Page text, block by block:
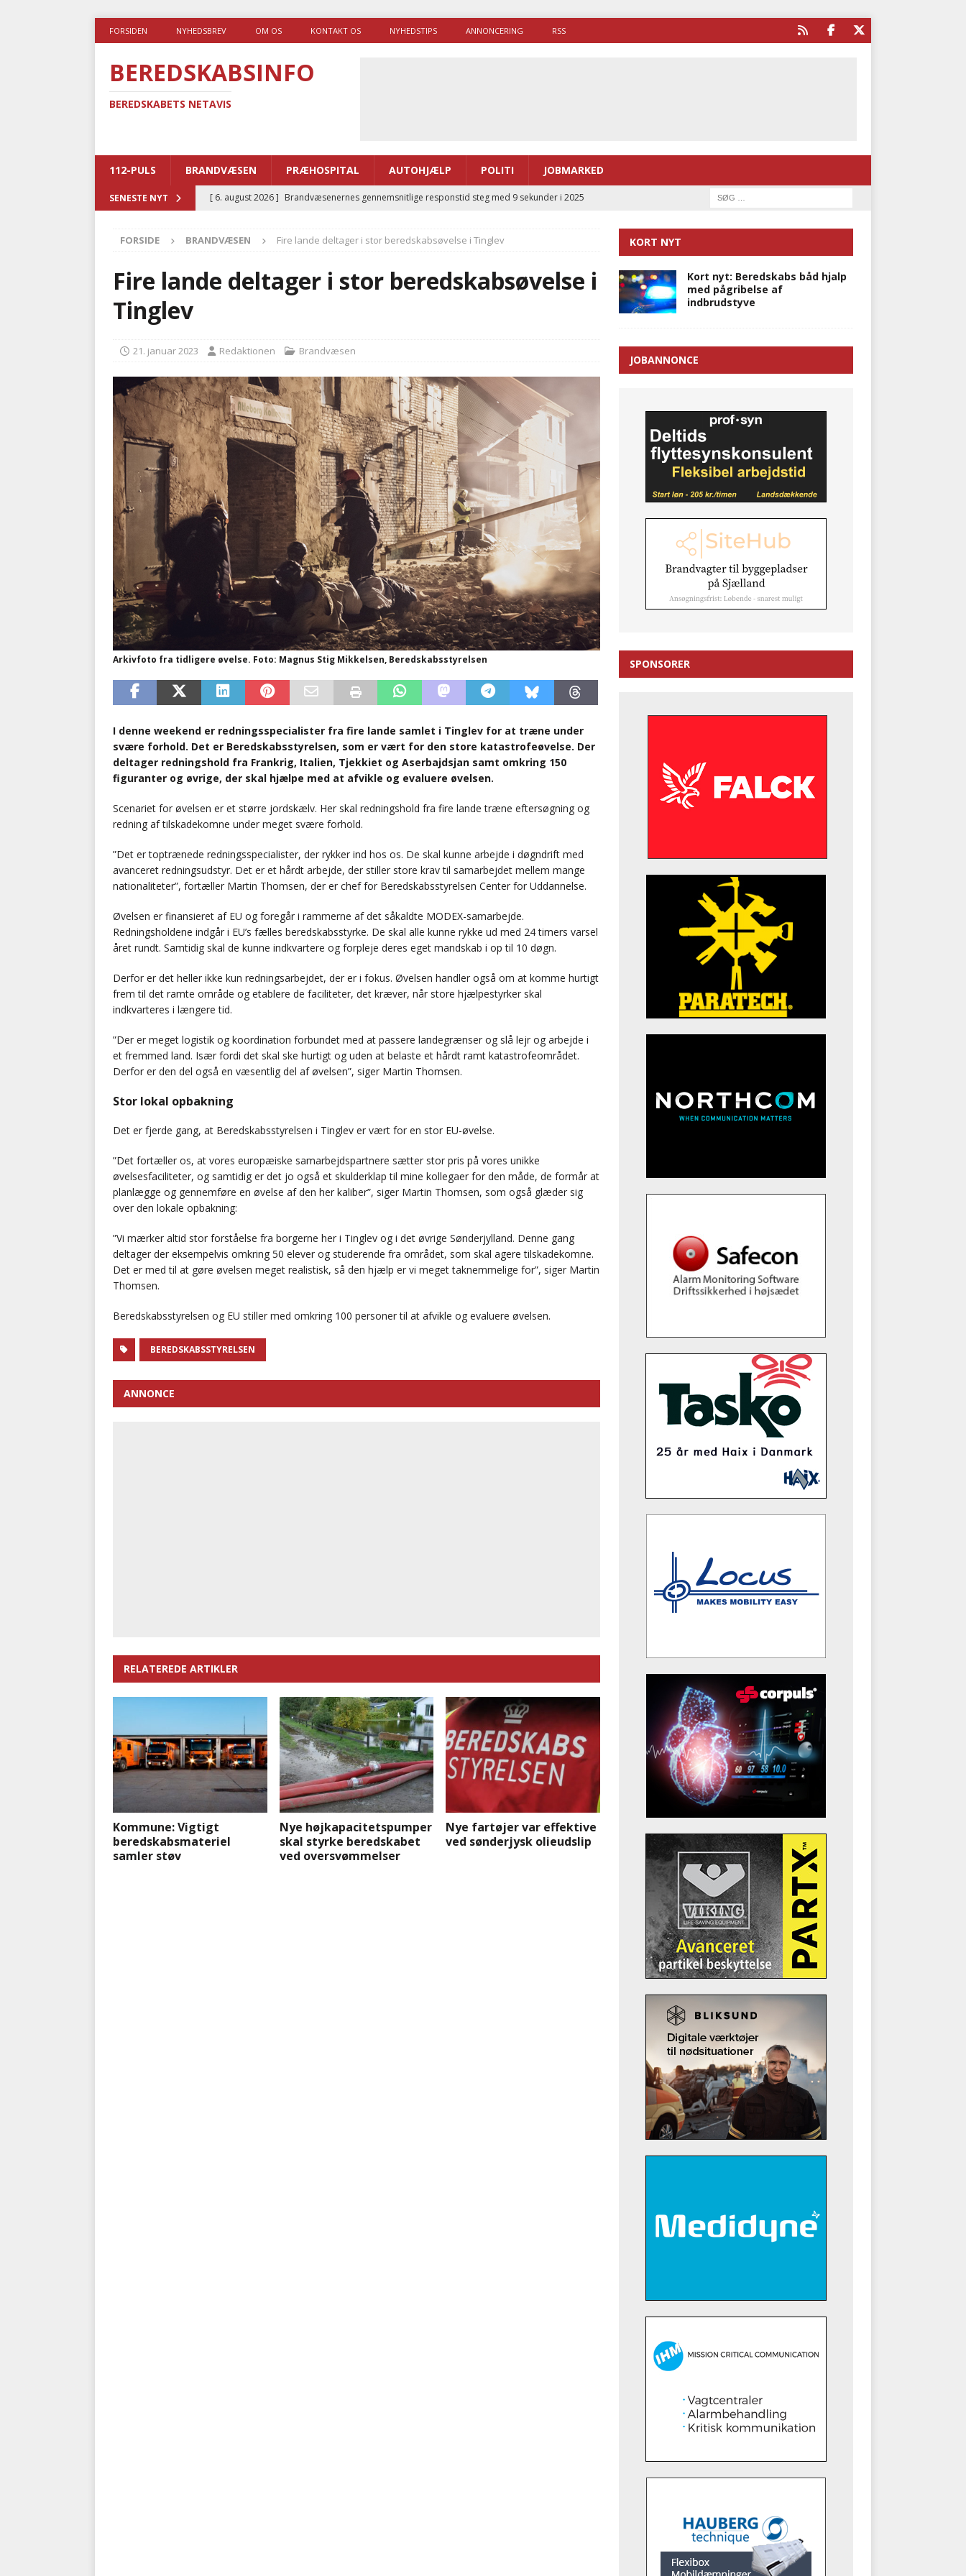
FORSIDEN NYHEDSBREV OM OS KONTAKT OS NYHEDSTIPS ANNONCERING RSS
BEREDSKABSINFO
BEREDSKABETS NETAVIS
112-PULS BRANDVÆSEN PRÆHOSPITAL AUTOHJÆLP POLITI JOBMARKED
SENESTE NYT [ 6. august 2026 ] Brandvæsenernes gennemsnitlige responstid steg med 9 sekunder i 2025
[ 5. august 2026 ]
Advarer: Udløb af sygetransporttilladelser kan sende 400.000 kørsler over
i det offentlige
PRÆHOSPITAL
Ny ambulance og el-sygetransportvogn til Samsø
BRANDVÆSEN
nødsporet
AUTOHJÆLP
FORSIDE BRANDVÆSEN Fire lande deltager i stor beredskabsøvelse i Tinglev
Fire lande deltager i stor beredskabsøvelse i
Tinglev
21. januar 2023 Redaktionen Brandvæsen
Arkivfoto fra tidligere øvelse. Foto: Magnus Stig Mikkelsen, Beredskabsstyrelsen
I denne weekend er redningsspecialister fra fire lande samlet i Tinglev for at træne under
svære forhold. Det er Beredskabsstyrelsen, som er vært for den store katastrofeøvelse. Der
deltager redningshold fra Frankrig, Italien, Tjekkiet og Aserbajdsjan samt omkring 150
figuranter og øvrige, der skal hjælpe med at afvikle og evaluere øvelsen.
Scenariet for øvelsen er et større jordskælv. Her skal redningshold fra fire lande træne eftersøgning og
redning af tilskadekomne under meget svære forhold.
”Det er toptrænede redningsspecialister, der rykker ind hos os. De skal kunne arbejde i døgndrift med
avanceret redningsudstyr. Det er et hårdt arbejde, der stiller store krav til samarbejdet mellem mange
nationaliteter”, fortæller Martin Thomsen, der er chef for Beredskabsstyrelsen Center for Uddannelse.
Øvelsen er finansieret af EU og foregår i rammerne af det såkaldte MODEX-samarbejde.
Redningsholdene indgår i EU’s fælles beredskabsstyrke. De skal alle kunne rykke ud med 24 timers varsel
året rundt. Samtidig skal de kunne indkvartere og forpleje deres eget mandskab i op til 10 døgn.
Derfor er det heller ikke kun redningsarbejdet, der er i fokus. Øvelsen handler også om at komme hurtigt
frem til det ramte område og etablere de faciliteter, det kræver, når store hjælpestyrker skal
indkvarteres i længere tid.
”Der er meget logistik og koordination forbundet med at passere landegrænser og slå lejr og arbejde i
et fremmed land. Især fordi det skal ske hurtigt og uden at belaste et hårdt ramt katastrofeområdet.
Derfor er den del også en væsentlig del af øvelsen”, siger Martin Thomsen.
Stor lokal opbakning
Det er fjerde gang, at Beredskabsstyrelsen i Tinglev er vært for en stor EU-øvelse.
”Det fortæller os, at vores europæiske samarbejdspartnere sætter stor pris på vores unikke
øvelsesfaciliteter, og samtidig er det jo også et skulderklap til mine kollegaer for den måde, de formår at
planlægge og gennemføre en øvelse af den her kaliber”, siger Martin Thomsen, som også glæder sig
over den lokale opbakning:
”Vi mærker altid stor forståelse fra borgerne her i Tinglev og i det øvrige Sønderjylland. Denne gang
deltager der eksempelvis omkring 50 elever og studerende fra området, som skal agere tilskadekomne.
Det er med til at gøre øvelsen meget realistisk, så den hjælp er vi meget taknemmelige for”, siger Martin
Thomsen.
Beredskabsstyrelsen og EU stiller med omkring 100 personer til at afvikle og evaluere øvelsen.
BEREDSKABSSTYRELSEN
ANNONCE
RELATEREDE ARTIKLER
Kommune: Vigtigt
beredskabsmateriel
samler støv
Nye højkapacitetspumper
skal styrke beredskabet
ved oversvømmelser
Nye fartøjer var effektive
ved sønderjysk olieudslip
KORT NYT
Kort nyt: Beredskabs båd hjalp
med pågribelse af
indbrudstyve
JOBANNONCE
SPONSORER